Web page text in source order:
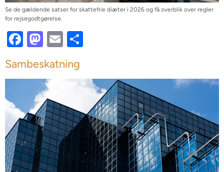
Se de gældende satser for skattefrie diæter i 2026 og få overblik over regler
for rejsegodtgørelse.
Facebook
Mastodon
Email
Sambeskatning